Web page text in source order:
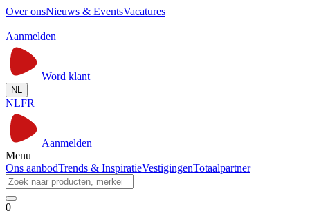
Over onsNieuws & EventsVacatures
Aanmelden
Word klant
NL
NLFR
Aanmelden
Menu
Ons aanbodTrends & InspiratieVestigingenTotaalpartner
0